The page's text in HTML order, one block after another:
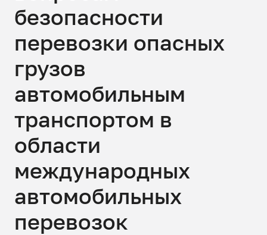
безопасности
перевозки опасных
грузов
автомобильным
транспортом в
области
международных
автомобильных
перевозок